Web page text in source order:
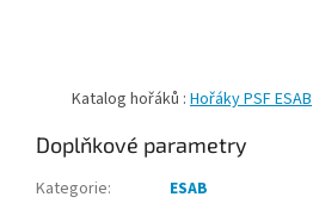
Katalog hořáků : Hořáky PSF ESAB
Doplňkové parametry
Kategorie:
ESAB